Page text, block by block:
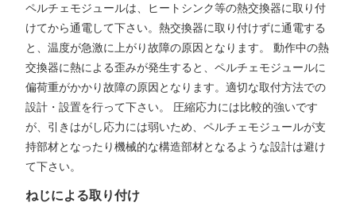
ペルチェモジュールは、ヒートシンク等の熱交換器に取り付
けてから通電して下さい。熱交換器に取り付けずに通電する
と、温度が急激に上がり故障の原因となります。 動作中の熱
交換器に熱による歪みが発生すると、ペルチェモジュールに
偏荷重がかかり故障の原因となります。適切な取付方法での
設計・設置を行って下さい。 圧縮応力には比較的強いです
が、引きはがし応力には弱いため、ペルチェモジュールが支
持部材となったり機械的な構造部材となるような設計は避け
て下さい。
ねじによる取り付け